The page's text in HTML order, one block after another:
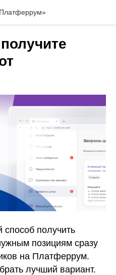
получить
позициям сразу
на Платферрум.
лучший вариант.